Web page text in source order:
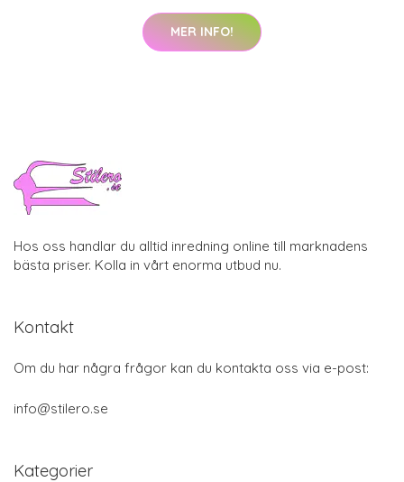
MER INFO!
Hos oss handlar du alltid inredning online till marknadens
bästa priser. Kolla in vårt enorma utbud nu.
Kontakt
Om du har några frågor kan du kontakta oss via e-post:
info@stilero.se
Kategorier